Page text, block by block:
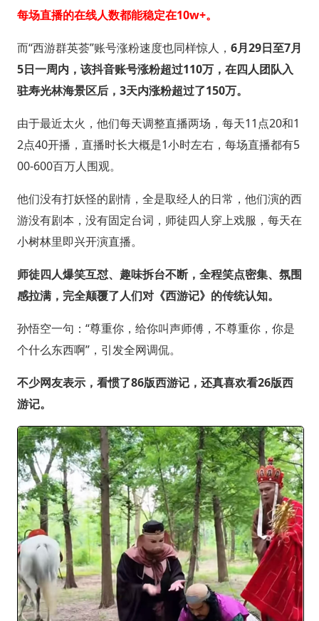
每场直播的在线人数都能稳定在10w+。
而“西游群英荟”账号涨粉速度也同样惊人， 6月29日至7月
5日一周内，该抖音账号涨粉超过110万，在四人团队入
驻寿光林海景区后，3天内涨粉超过了150万。
由于最近太火，他们每天调整直播两场，每天11点20和1
2点40开播，直播时长大概是1小时左右，每场直播都有5
00-600百万人围观。
他们没有打妖怪的剧情，全是取经人的日常，他们演的西
游没有剧本，没有固定台词，师徒四人穿上戏服，每天在
小树林里即兴开演直播。
师徒四人爆笑互怼、趣味拆台不断，全程笑点密集、氛围
感拉满，完全颠覆了人们对《西游记》的传统认知。
孙悟空一句：“尊重你，给你叫声师傅，不尊重你，你是
个什么东西啊”，引发全网调侃。
不少网友表示，看惯了86版西游记，还真喜欢看26版西
游记。